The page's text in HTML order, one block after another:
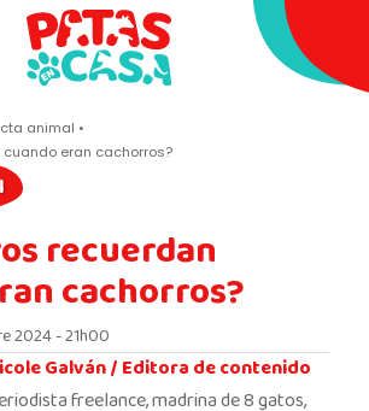
animal
cuando eran cachorros?
recuerdan
cachorros?
2024 - 21h00
Galván /Editora de contenido
freelance, madrina de 8 gatos,